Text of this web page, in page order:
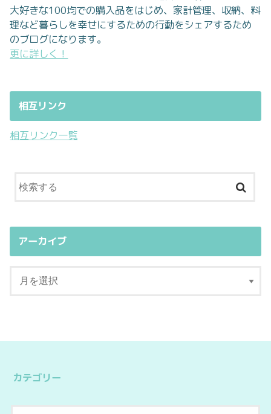
大好きな100均での購入品をはじめ、家計管理、収納、料
理など暮らしを幸せにするための行動をシェアするため
のブログになります。
更に詳しく！
相互リンク
相互リンク一覧
アーカイブ
カテゴリー